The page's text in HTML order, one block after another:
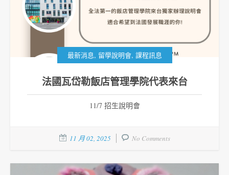
最新消息, 留學說明會, 課程訊息
法國瓦岱勒飯店管理學院代表來台
11/7 招生說明會
11 月 02, 2025 No Comments